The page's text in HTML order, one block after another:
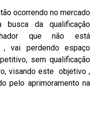
ocorrendo no mercado
busca da qualificação
que não está
, vai perdendo espaço
sem qualificação
visando este objetivo ,
pelo aprimoramento na